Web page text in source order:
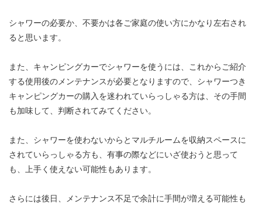
シャワーの必要か、不要かは各ご家庭の使い方にかなり左右され
ると思います。
また、キャンピングカーでシャワーを使うには、これからご紹介
する使用後のメンテナンスが必要となりますので、シャワーつき
キャンピングカーの購入を迷われていらっしゃる方は、その手間
も加味して、判断されてみてください。
また、シャワーを使わないからとマルチルームを収納スペースに
されていらっしゃる方も、有事の際などにいざ使おうと思って
も、上手く使えない可能性もあります。
さらには後日、メンテナンス不足で余計に手間が増える可能性も